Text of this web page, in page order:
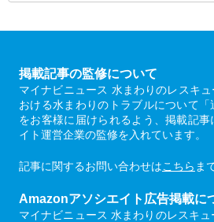
掲載記事の監修について
マイナビニュース 水まわりのレスキ
おける水まわりのトラブルについて「
をお客様に届けられるよう、掲載記
イト運営企業の監修を入れています。
記事に関するお問い合わせはこちら ま
Amazonアソシエイト広告掲載に
マイナビニュース 水まわりのレスキ